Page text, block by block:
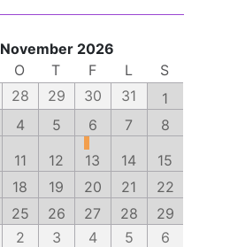
November 2026
O T F L
S
28 29 30 31
1
4 5 6 7
8
11 12 13 14
15
18 19 20 21
22
25 26 27 28
29
2 3 4 5 6